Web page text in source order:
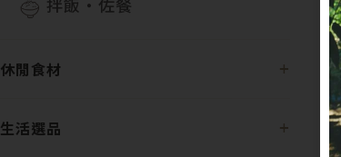
拌飯・佐餐
休閒食材
生活選品